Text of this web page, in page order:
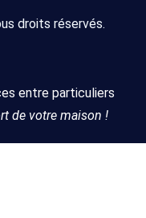
droits réservés.
entre particuliers
de votre maison !